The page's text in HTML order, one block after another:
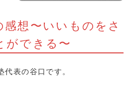
想〜いいものをさ
ができる〜
表の谷口です。